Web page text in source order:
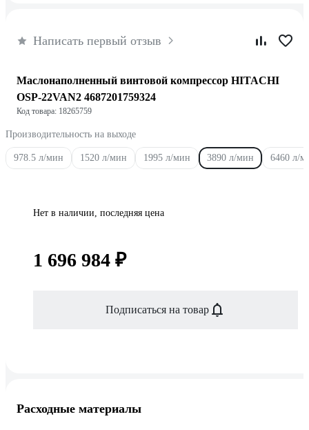
Написать первый отзыв
Маслонаполненный винтовой компрессор HITACHI
OSP-22VAN2 4687201759324
Код товара: 18265759
Производительность на выходе
978.5 л/мин 1520 л/мин 1995 л/мин 3890 л/мин 6460 л/
Нет в наличии, последняя цена
1 696 984 ₽
Подписаться на товар
Расходные материалы